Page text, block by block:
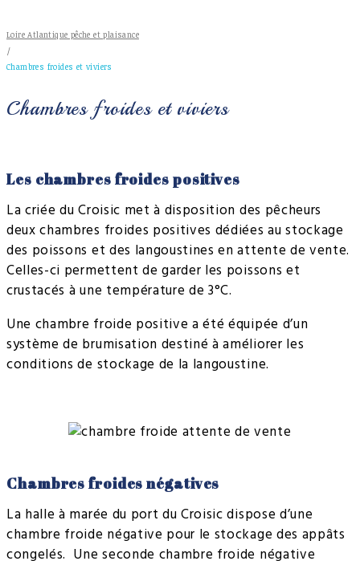
Loire Atlantique pêche et plaisance
/
Chambres froides et viviers
Chambres froides et viviers
Les chambres froides positives
La criée du Croisic met à disposition des pêcheurs
deux chambres froides positives dédiées au stockage
des poissons et des langoustines en attente de vente.
Celles-ci permettent de garder les poissons et
crustacés à une température de 3°C.
Une chambre froide positive a été équipée d’un
système de brumisation destiné à améliorer les
conditions de stockage de la langoustine.
Chambres froides négatives
La halle à marée du port du Croisic dispose d’une
chambre froide négative pour le stockage des appâts
congelés. Une seconde chambre froide négative